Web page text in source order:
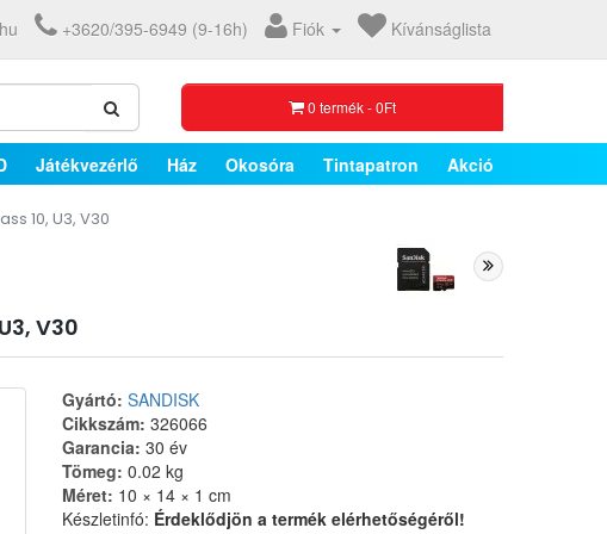
+3620/395-6949 (9-16h) Fiók Kívánságlista
0 termék - 0Ft
Játékvezérlő Ház Okosóra Tintapatron Akció
10, U3, V30
V30
Gyártó: SANDISK
Cikkszám: 326066
Garancia: 30 év
Tömeg: 0.02 kg
Méret: 10 × 14 × 1 cm
Készletinfó: Érdeklődjön a termék elérhetőségéről!